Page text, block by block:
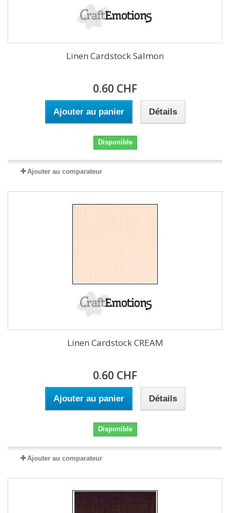
Linen Cardstock Salmon
0.60 CHF
Ajouter au panier Détails
Disponible
Ajouter au comparateur
Linen Cardstock CREAM
0.60 CHF
Ajouter au panier Détails
Disponible
Ajouter au comparateur